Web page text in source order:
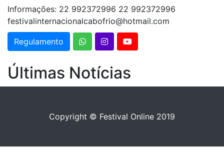
Informações: 22 992372996 22 992372996
festivalinternacionalcabofrio@hotmail.com
Regulamento
Últimas Notícias
Copyright © Festival Online 2019